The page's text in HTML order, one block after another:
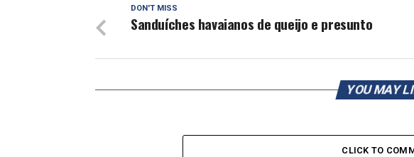
DON'T MISS
Sanduíches havaianos de queijo e presunto
YOU MAY
CLICK TO